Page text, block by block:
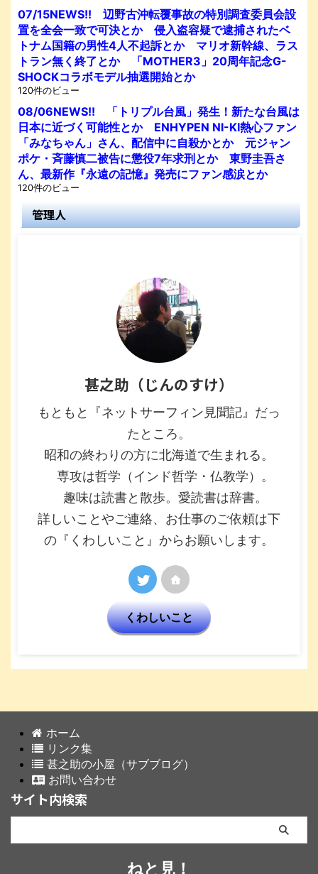
07/15NEWS!! 辺野古沖転覆事故の特別調査委員会設
置を全会一致で可決とか 侵入盗容疑で逮捕されたベ
トナム国籍の男性4人不起訴とか マリオ新幹線、ラス
トラン無く終了とか 「MOTHER3」20周年記念G-
SHOCKコラボモデル抽選開始とか
120件のビュー
08/06NEWS!! 「トリプル台風」発生！新たな台風は
日本に近づく可能性とか ENHYPEN NI-KI熱心ファン
「みなちゃん」さん、配信中に自殺かとか 元ジャン
ポケ・斉藤慎二被告に懲役7年求刑とか 東野圭吾さ
ん、最新作『永遠の記憶』発売にファン感涙とか
120件のビュー
管理人
甚之助（じんのすけ）
もともと『ネットサーフィン見聞記』だっ
たところ。
昭和の終わりの方に北海道で生まれる。
専攻は哲学（インド哲学・仏教学）。
趣味は読書と散歩。愛読書は辞書。
詳しいことやご連絡、お仕事のご依頼は下
の『くわしいこと』からお願いします。
くわしいこと
ホーム
リンク集
甚之助の小屋（サブブログ）
お問い合わせ
サイト内検索
ねと見！